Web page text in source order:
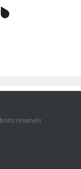
réservés